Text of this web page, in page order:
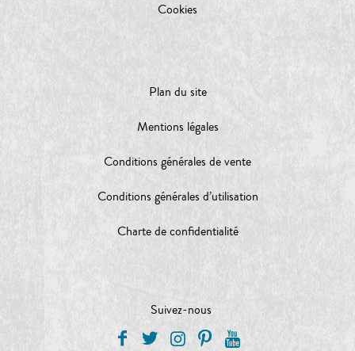
Cookies
Plan du site
Mentions légales
Conditions générales de vente
Conditions générales d’utilisation
Charte de confidentialité
Suivez-nous